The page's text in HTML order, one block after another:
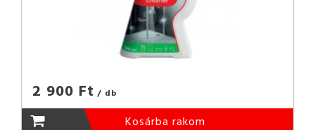
2 900 Ft / db
Kosárba rakom